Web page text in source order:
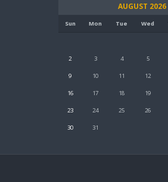
AUGUST 2026
Sun Mon Tue Wed
2 3 4 5
9 10 11 12
16 17 18 19
23 24 25 26
30 31